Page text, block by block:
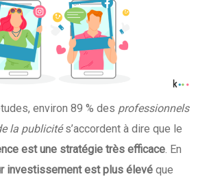
environ 89 % des professionnels
la publicités’accordent à dire que le
est une stratégie très efficace. En
investissement est plus élevé que